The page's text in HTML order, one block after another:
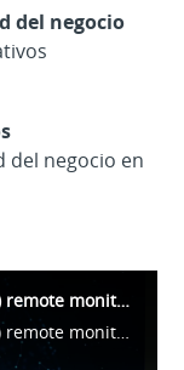
del negocio
del negocio en
Eaton Intelligent Power Manager (IPM) remote monitoring for UPS and PDU